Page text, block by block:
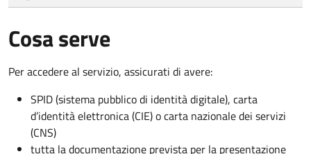
Cosa serve
Per accedere al servizio, assicurati di avere:
SPID (sistema pubblico di identità digitale), carta
d’identità elettronica (CIE) o carta nazionale dei servizi
(CNS)
tutta la documentazione prevista per la presentazione